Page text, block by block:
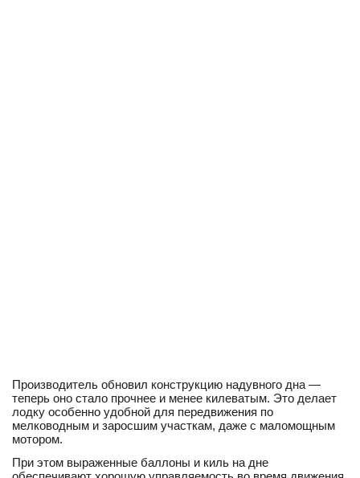
Производитель обновил конструкцию надувного дна —
теперь оно стало прочнее и менее килеватым. Это делает
лодку особенно удобной для передвижения по
мелководным и заросшим участкам, даже с маломощным
мотором.
При этом выраженные баллоны и киль на дне